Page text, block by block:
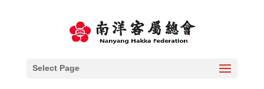
Select Page